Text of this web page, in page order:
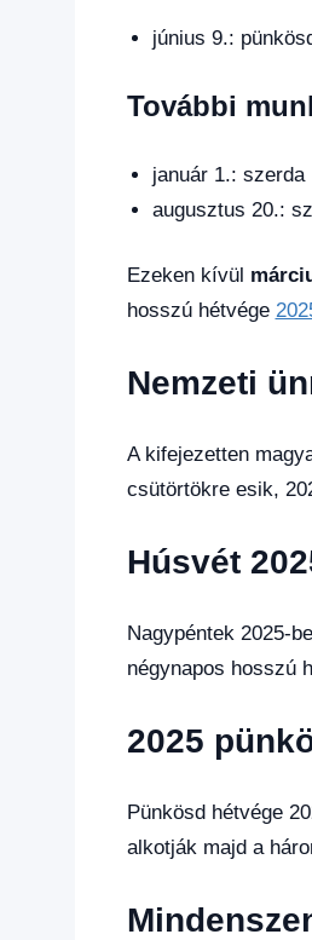
június 9.:
További
január 1.: szerda
augusztus 20.:
Ezeken kívül
hosszú hétvége
Nemzeti
A kifejezetten
csütörtökre esik,
Húsvét
Nagypéntek 2025-
négynapos hosszú
2025
Pünkösd hétvége
alkotják majd a